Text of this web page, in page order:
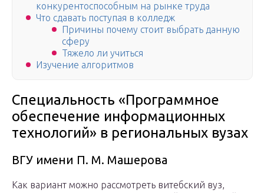
конкурентоспособным на рынке труда
Что сдавать поступая в колледж
Причины почему стоит выбрать данную
сферу
Тяжело ли учиться
Изучение алгоритмов
Специальность «Программное
обеспечение информационных
технологий» в региональных вузах
ВГУ имени П. М. Машерова
Как вариант можно рассмотреть витебский вуз,